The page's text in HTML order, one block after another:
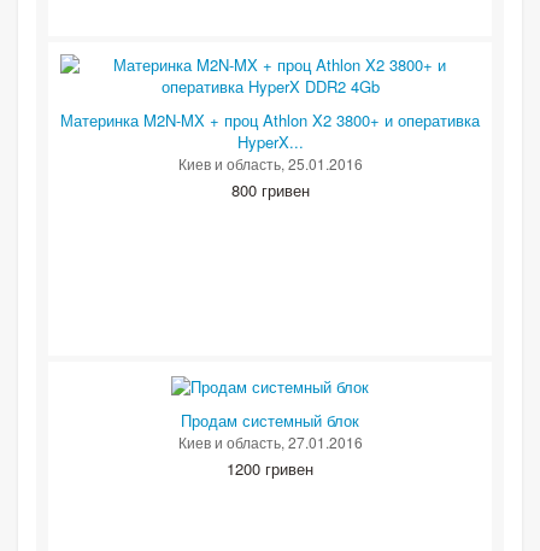
Материнка M2N-MX + проц Athlon X2 3800+ и оперативка
HyperX...
Киев и область, 25.01.2016
800 гривен
Продам системный блок
Киев и область, 27.01.2016
1200 гривен